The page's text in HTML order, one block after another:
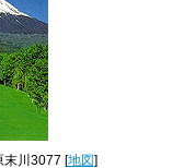
末川3077 [地図]